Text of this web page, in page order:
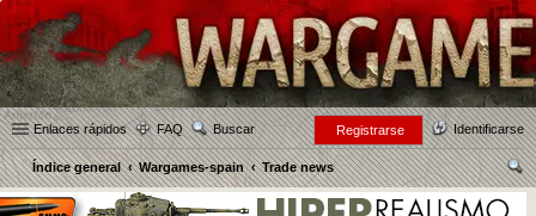
Enlaces rápidos FAQ Buscar Identificarse
Registrarse
Índice general Wargames-spain
Trade news
us